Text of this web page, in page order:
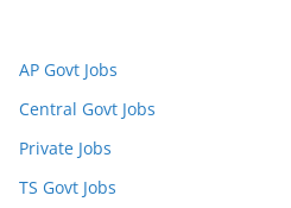
AP Govt Jobs
Central Govt Jobs
Private Jobs
TS Govt Jobs